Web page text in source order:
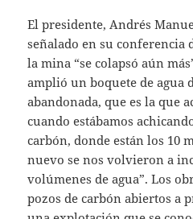
El presidente, Andrés
señalado en su conferencia
la mina “se colapsó aún
amplió un boquete de agua
abandonada, que es la que
cuando estábamos
carbón, donde están los 10
nuevo se nos volvieron a
volúmenes de agua”. Los
pozos de carbón abiertos a